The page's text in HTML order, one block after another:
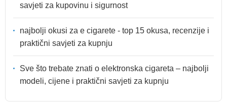
savjeti za kupovinu i sigurnost
najbolji okusi za e cigarete - top 15 okusa, recenzije i
praktični savjeti za kupnju
Sve što trebate znati o elektronska cigareta – najbolji
modeli, cijene i praktični savjeti za kupnju